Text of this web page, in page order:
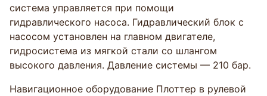
система управляется при помощи
гидравлического насоса. Гидравлический блок с
насосом установлен на главном двигателе,
гидросистема из мягкой стали со шлангом
высокого давления. Давление системы — 210 бар.
Навигационное оборудование Плоттер в рулевой